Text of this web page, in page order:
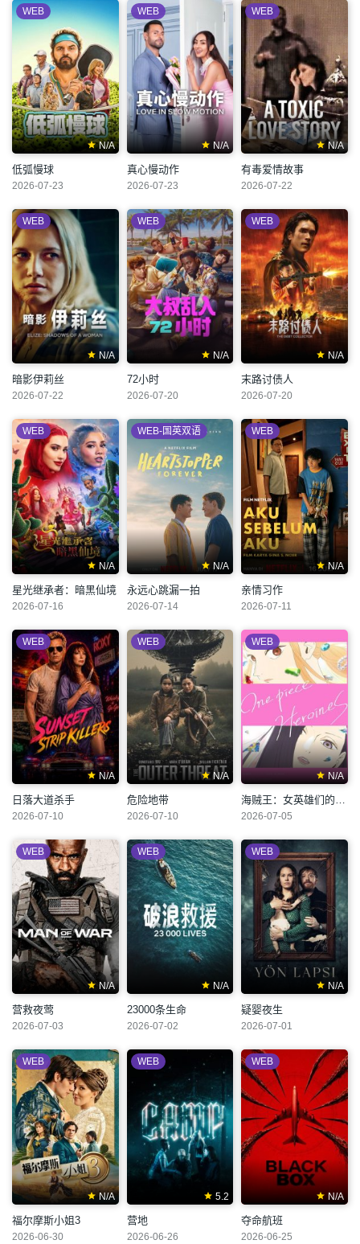
N/A
WEB
低弧慢球
2026-07-23
N/A
WEB
真心慢动作
2026-07-23
N/A
WEB
有毒爱情故事
2026-07-22
N/A
WEB
暗影伊莉丝
2026-07-22
N/A
WEB
72小时
2026-07-20
N/A
WEB
末路讨债人
2026-07-20
N/A
WEB
星光继承者：暗黑仙境
2026-07-16
N/A
WEB-国英双语
永远心跳漏一拍
2026-07-14
N/A
WEB
亲情习作
2026-07-11
N/A
WEB
日落大道杀手
2026-07-10
N/A
WEB
危险地带
2026-07-10
N/A
WEB
海贼王：女英雄们的故事
2026-07-05
N/A
WEB
营救夜莺
2026-07-03
N/A
WEB
23000条生命
2026-07-02
N/A
WEB
疑婴夜生
2026-07-01
N/A
WEB
福尔摩斯小姐3
2026-06-30
5.2
WEB
营地
2026-06-26
N/A
WEB
夺命航班
2026-06-25